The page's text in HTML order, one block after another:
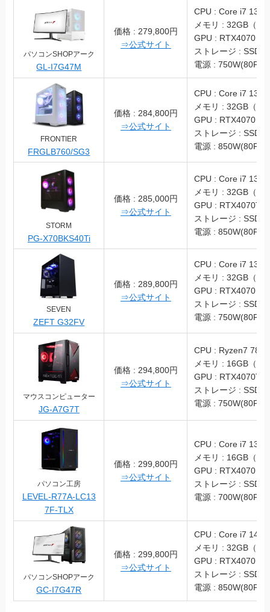
パソコンSHOPアーク
GL-I7G47M
価格 : 279,800円
⇒公式サイト
CPU : Core i7
メモリ : 32GB（
GPU : RTX4070
ストレージ : SSD
電源 :
FRONTIER
FRGLB760/SG3
価格 : 284,800円
⇒公式サイト
CPU : Core i7
メモリ : 32GB（
GPU : RTX4070
ストレージ : SSD
電源 :
STORM
PG-X70BKS40Ti
価格 : 285,000円
⇒公式サイト
CPU : Core i7
メモリ : 32GB（
GPU : RTX4070Ti
ストレージ : SSD
電源 :
SEVEN
ZEFT G32FV
価格 : 289,800円
⇒公式サイト
CPU : Core i7
メモリ : 32GB（
GPU : RTX4070
ストレージ : SSD
電源 :
マウスコンピューター
JG-A7G7T
価格 : 294,800円
⇒公式サイト
CPU : Ryzen7
メモリ : 16GB（
GPU : RTX4070Ti
ストレージ : SSD
電源 :
パソコン工房
LEVEL-R77A-LC13
7F-TLX
価格 : 299,800円
⇒公式サイト
CPU : Core i7
メモリ : 16GB（
GPU : RTX4070
ストレージ : SSD
電源 :
パソコンSHOPアーク
GC-I7G47R
価格 : 299,800円
⇒公式サイト
CPU : Core i7
メモリ : 32GB（
GPU : RTX4070
ストレージ : SSD
電源 :